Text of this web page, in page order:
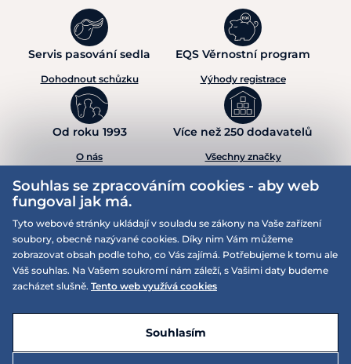
Servis pasování sedla
Dohodnout schůzku
EQS Věrnostní program
Výhody registrace
Od roku 1993
O nás
Více než 250 dodavatelů
Všechny značky
Přihlaste se do našeho newsletteru
Exkluzivní nabídky zasílané přímo do vaší schránky
Souhlas se zpracováním cookies - aby web
fungoval jak má.
Tyto webové stránky ukládají v souladu se zákony na Vaše zařízení
soubory, obecně nazývané cookies. Díky nim Vám můžeme
zobrazovat obsah podle toho, co Vás zajímá. Potřebujeme k tomu ale
Váš souhlas. Na Vašem soukromí nám záleží, s Vašimi daty budeme
zacházet slušně. Tento web využívá cookies
Souhlasím